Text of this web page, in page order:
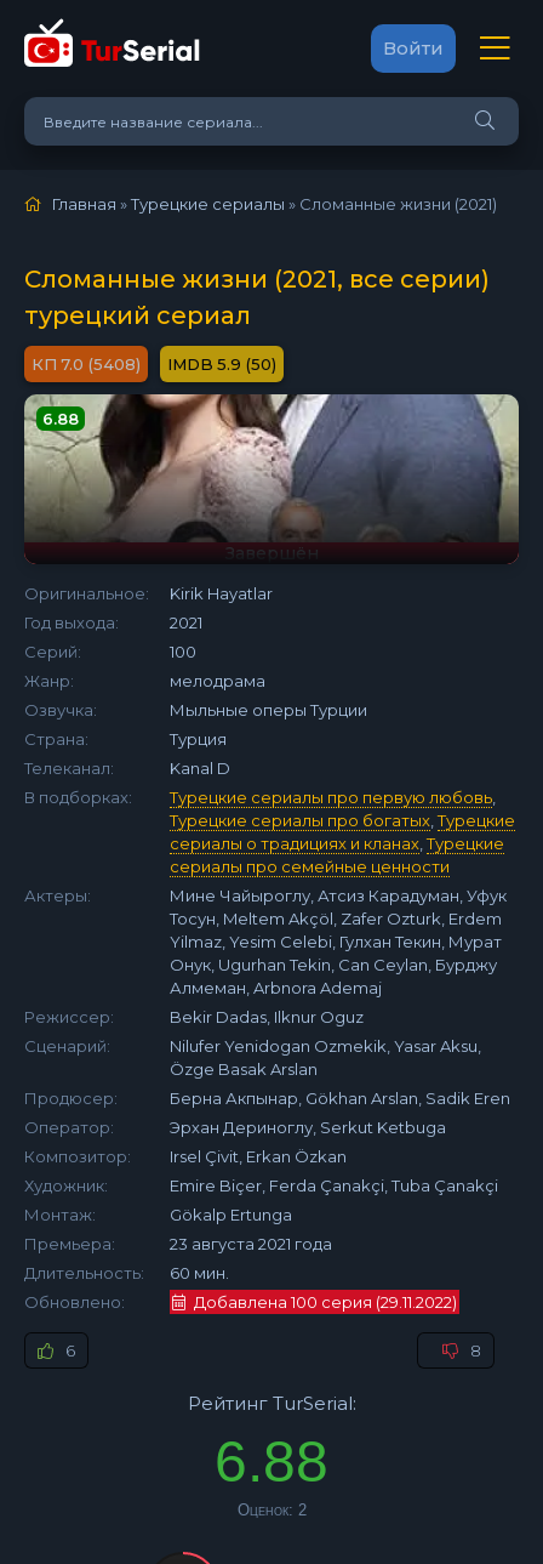
Войти
Главная »Турецкие сериалы » Сломанные жизни (2021)
Сломанные жизни (2021, все серии)
турецкий сериал
7.0 (5408) 5.9 (50)
6.88
Завершён
Оригинальное:
Kirik Hayatlar
Год выхода:
2021
Серий:
100
Жанр:
мелодрама
Озвучка:
Мыльные оперы Турции
Страна:
Турция
Телеканал:
Kanal D
В подборках:
Турецкие сериалы про первую любовь
Турецкие сериалы про богатых ,Турецкие
сериалы о традициях и кланах ,Турецкие
сериалы про семейные ценности
Актеры:
Мине Чайыроглу, Атсиз Карадуман, Уфук
Тосун, Meltem Akçöl, Zafer Ozturk, Erdem
Yilmaz, Yesim Celebi, Гулхан Текин, Мурат
Онук, Ugurhan Tekin, Can Ceylan, Бурджу
Алмеман, Arbnora Ademaj
Режиссер:
Bekir Dadas, Ilknur Oguz
Сценарий:
Nilufer Yenidogan Ozmekik, Yasar Aksu,
Özge Basak Arslan
Продюсер:
Берна Акпынар, Gökhan Arslan, Sadik Eren
Оператор:
Эрхан Дериноглу, Serkut Ketbuga
Композитор:
Irsel Çivit, Erkan Özkan
Художник:
Emire Biçer, Ferda Çanakçi, Tuba Çanakçi
Монтаж:
Gökalp Ertunga
Премьера:
23 августа 2021 года
Длительность:
60 мин.
Обновлено:
Добавлена 100 серия (29.11.2022)
6 8
Рейтинг TurSerial:
6.88
Оценок: 2